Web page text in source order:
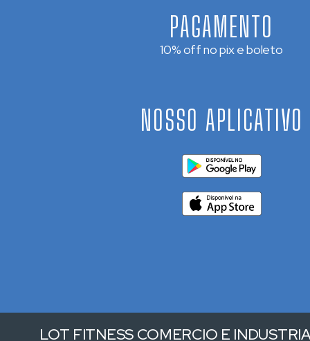
PAGAMENTO
10% off no pix e boleto
NOSSO APLICATIVO
LOT FITNESS COMERCIO E